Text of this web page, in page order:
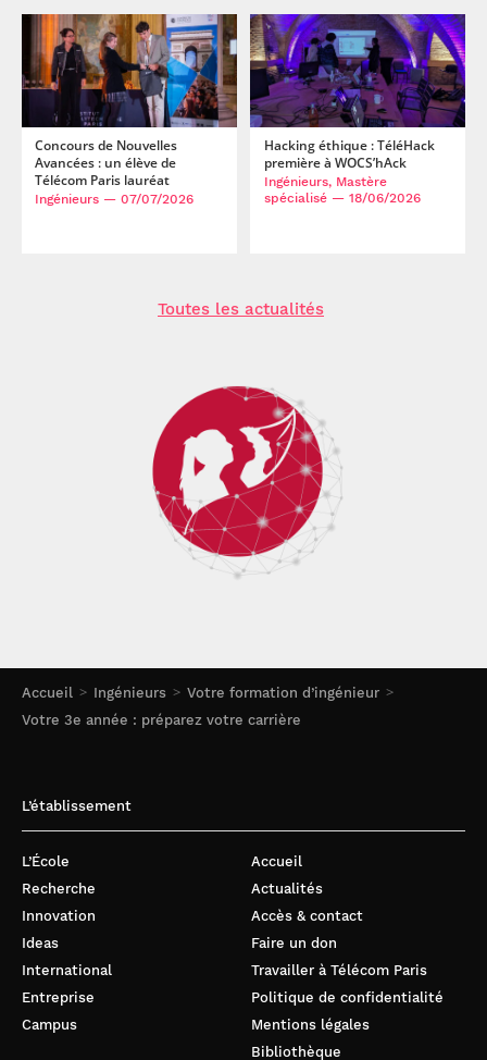
Accueil Ingénieurs
Votre formation d’ingénieur
Votre 3e année : préparez votre carrière
Concours de Nouvelles
Avancées : un élève de
Télécom Paris lauréat
Ingénieurs — 07/07/2026
Hacking éthique : TéléHack
première à WOCS’hAck
Ingénieurs, Mastère
spécialisé— 18/06/2026
Toutes les actualités
L’établissement
L’École
Recherche
Innovation
Ideas
International
Entreprise
Campus
Accueil
Actualités
Accès & contact
Faire un don
Travailler à Télécom Paris
Politique de confidentialité
Mentions légales
Bibliothèque